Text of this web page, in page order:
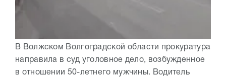
В Волжском Волгоградской области прокуратура
направила в суд уголовное дело, возбужденное
в отношении 50-летнего мужчины. Водитель